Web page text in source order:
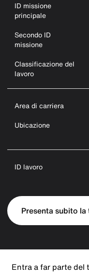
ID missione
principale
Secondo ID
missione
Classificazione del
lavoro
Area di carriera
Ubicazione
ID lavoro
Presenta subito
Entra a far parte del